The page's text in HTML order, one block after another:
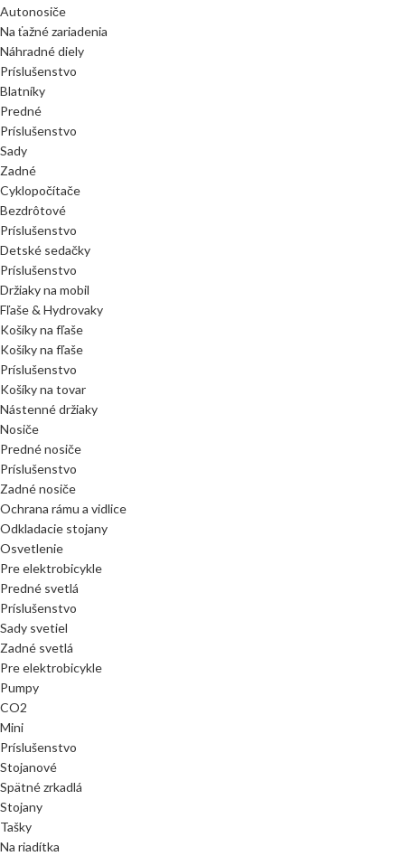
Autonosiče
Na ťažné zariadenia
Náhradné diely
Príslušenstvo
Blatníky
Predné
Príslušenstvo
Sady
Zadné
Cyklopočítače
Bezdrôtové
Príslušenstvo
Detské sedačky
Príslušenstvo
Držiaky na mobil
Fľaše & Hydrovaky
Košíky na fľaše
Košíky na fľaše
Príslušenstvo
Košíky na tovar
Nástenné držiaky
Nosiče
Predné nosiče
Príslušenstvo
Zadné nosiče
Ochrana rámu a vidlice
Odkladacie stojany
Osvetlenie
Pre elektrobicykle
Predné svetlá
Príslušenstvo
Sady svetiel
Zadné svetlá
Pre elektrobicykle
Pumpy
CO2
Mini
Príslušenstvo
Stojanové
Spätné zrkadlá
Stojany
Tašky
Na riadítka